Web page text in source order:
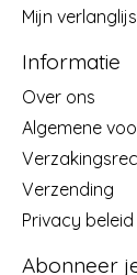
Mijn
Informatie
Over ons
Algemene
Verzending
Privacy beleid
Abonneer